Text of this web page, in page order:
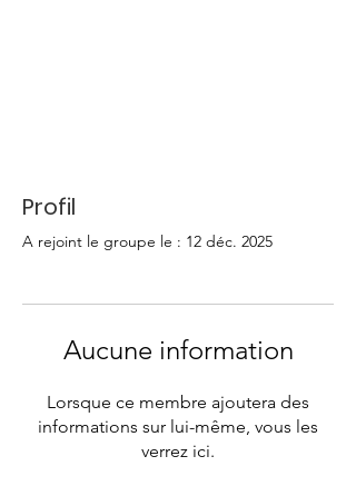
Profil
A rejoint le groupe le : 12 déc. 2025
Aucune information
Lorsque ce membre ajoutera des
informations sur lui-même, vous les
verrez ici.